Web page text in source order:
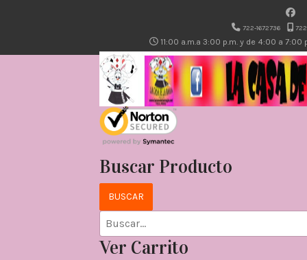
722-1672736
11:00 a.m.a 3:00 p.m. y de 4:00 a 7:00
Buscar Producto
Ver Carrito